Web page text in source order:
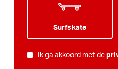
Surfskate
PRIVACYIk ga akkoord met de